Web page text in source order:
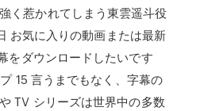
く惹かれてしまう東雲遥斗役
お気に入りの動画または最新
をダウンロードしたいです
15 言うまでもなく、字幕の
TV シリーズは世界中の多数